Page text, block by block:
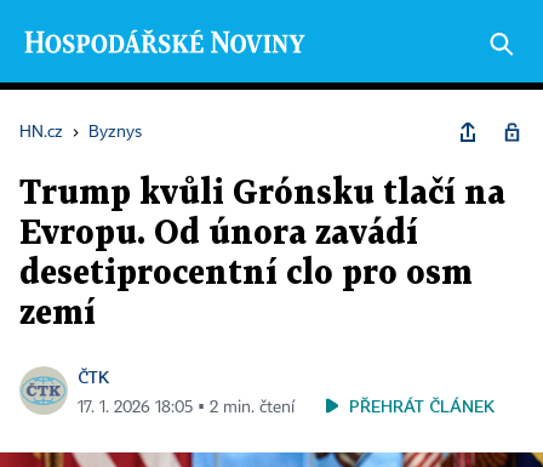
HN.cz › Byznys
Trump kvůli Grónsku tlačí na
Evropu. Od února zavádí
desetiprocentní clo pro osm
zemí
ČTK
17. 1. 2026 18:05 ▪ 2 min. čtení PŘEHRÁT ČLÁNEK